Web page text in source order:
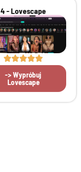
4 - Lovescape
-> Wypróbuj
Lovescape